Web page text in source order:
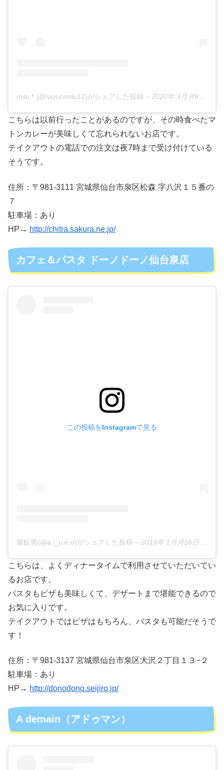
milo＊(@siosiomilo12)がシェアした投稿 – 2020年 3月月9日午前3時36分PDT
こちらは以前行ったことがあるのですが、その時食べたマ
トンカレーが美味しくて忘れられないお店です。
テイクアウトの電話での注文は夜7時まで受け付けている
そうです。
住所：〒981-3111 宮城県仙台市泉区松森 字八沢１５番の
７
駐車場：あり
HP→ http://chitra.sakura.ne.jp/
カフェ＆パスタ ドーノドーノ仙台泉店
この投稿をInstagramで見る
愛飢男(@a.i_u.e.o)がシェアした投稿 – 2019年 1月月16日午後12時37分PST
こちらは、よくディナータイムで利用させていただいてい
るお店です。
パスタもピザも美味しくて、デザートまで堪能できるので
お気に入りです。
テイクアウトではピザはもちろん、パスタも可能だそうで
す！
住所：〒981-3137 宮城県仙台市泉区大沢２丁目１３−２
駐車場：あり
HP→ http://donodono.seijiro.jp/
A demain（アドゥマン）